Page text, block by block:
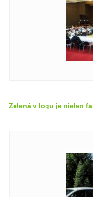
Zelená v logu je nielen